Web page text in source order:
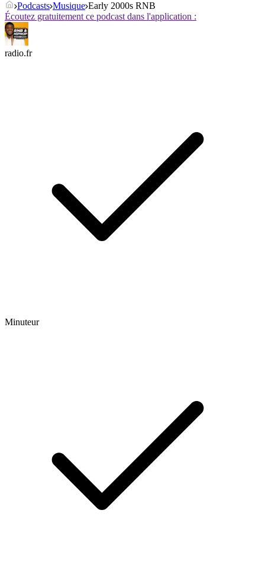
Podcasts Musique Early 2000s RNB
Écoutez gratuitement ce podcast dans l'application :
radio.fr
Minuteur